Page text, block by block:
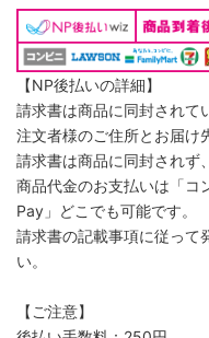
【NP後払いの詳細】
請求書は商品に同封されて
注文者様のご住所とお届け
請求書は商品に同封されず
商品代金のお支払いは「コ
Pay」どこでも可能です。
請求書の記載事項に従って
い。
【ご注意】